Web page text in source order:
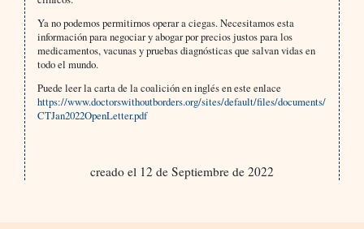
Ya no podemos permitirnos operar a ciegas. Necesitamos esta
información para negociar y abogar por precios justos para los
medicamentos, vacunas y pruebas diagnósticas que salvan vidas en
todo el mundo.
Puede leer la carta de la coalición en inglés en este enlace
https://www.doctorswithoutborders.org/sites/default/files/documents/
CTJan2022OpenLetter.pdf
creado el 12 de Septiembre de 2022